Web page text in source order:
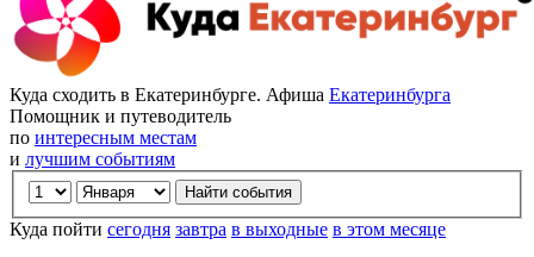
Куда сходить в Екатеринбурге. Афиша Екатеринбурга
Помощник и путеводитель
по интересным местам
и лучшим событиям
Куда пойти сегодня завтра в выходные в этом месяце